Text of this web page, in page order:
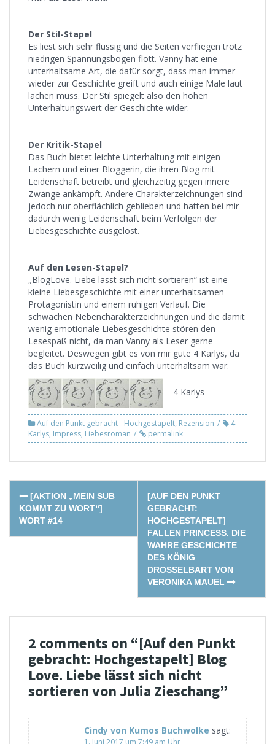
Der Stil-Stapel
Es liest sich sehr flüssig und die Seiten verfliegen trotz
niedrigen Spannungsbogen flott. Vanny hat eine
unterhaltsame Art, die dafür sorgt, dass man immer
wieder zur Geschichte greift und auch einige Male laut
lachen muss. Der Stil spiegelt also den hohen
Unterhaltungswert der Geschichte wider.
Der Kritik-Stapel
Das Buch bietet leichte Unterhaltung mit einigen
Lachern und einer Bloggerin, die ihren Blog mit
Leidenschaft betreibt und gleichzeitig gegen innere
Zwänge ankämpft. Andere Charakterzeichnungen sind
jedoch nur oberflächlich geblieben und hatten bei mir
dadurch wenig Leidenschaft beim Verfolgen der
Liebesgeschichte ausgelöst.
Auf den Lesen-Stapel?
„BlogLove. Liebe lässt sich nicht sortieren“ ist eine
kleine Liebesgeschichte mit einer unterhaltsamen
Protagonistin und einem ruhigen Verlauf. Die
schwachen Nebencharakterzeichnungen und die damit
wenig emotionale Liebesgeschichte stören den
Lesespaß nicht, da man Vanny als Leser gerne
begleitet. Deswegen gibt es von mir gute 4 Karlys, da
das Buch kurzweilig und einfach unterhaltsam war.
– 4 Karlys
Auf den Punkt gebracht - Hochgestapelt, Rezension
4
Karlys, Impress, Liebesroman permalink
Post
navigation
[AKTION „MEIN SUB
KOMMT ZU WORT“]
WORT #14
[AUF DEN PUNKT
GEBRACHT:
HOCHGESTAPELT]
FALLEN PRINCESS. DIE
WAHRE GESCHICHTE
DES KÖNIG
DROSSELBART VON
VERONIKA MAUEL
2 comments on “[Auf den Punkt
gebracht: Hochgestapelt] Blog
Love. Liebe lässt sich nicht
sortieren von Julia Zieschang”
Cindy von Kumos Buchwolke sagt:
1. Juni 2017 um 7:49 am Uhr